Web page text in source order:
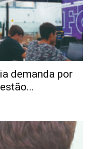
demanda por